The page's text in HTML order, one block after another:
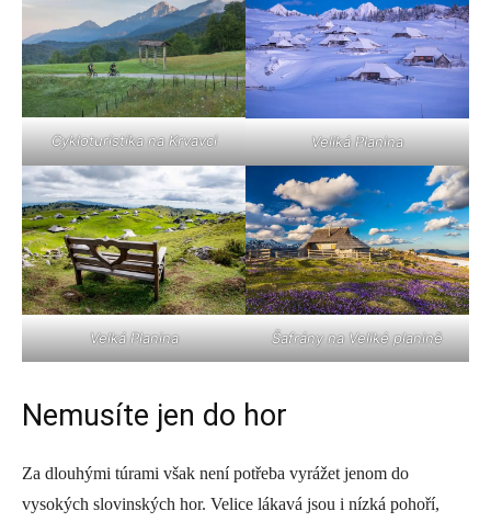
Cykloturistika na Krvavci Veliká Planina
Velká Planina Šafrány na Veliké planině
Nemusíte jen do hor
Za dlouhými túrami však není potřeba vyrážet jenom do
vysokých slovinských hor. Velice lákavá jsou i nízká pohoří,